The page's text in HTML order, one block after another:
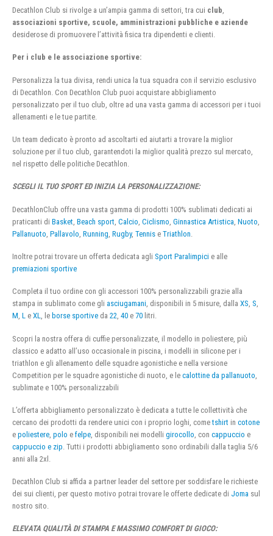
Decathlon Club si rivolge a un’ampia gamma di settori, tra cui club
associazioni sportive, scuole, amministrazioni pubbliche e aziende
desiderose di promuovere l’attività fisica tra dipendenti e clienti.
Per i club e le associazione sportive:
Personalizza la tua divisa, rendi unica la tua squadra con il servizio esclusivo
di Decathlon. Con Decathlon Club puoi acquistare abbigliamento
personalizzato per il tuo club, oltre ad una vasta gamma di accessori per i tuoi
allenamenti e le tue partite.
Un team dedicato è pronto ad ascoltarti ed aiutarti a trovare la miglior
soluzione per il tuo club, garantendoti la miglior qualità prezzo sul mercato,
nel rispetto delle politiche Decathlon.
SCEGLI IL TUO SPORT ED INIZIA LA PERSONALIZZAZIONE:
DecathlonClub offre una vasta gamma di prodotti 100% sublimati dedicati ai
praticanti di Basket Beach sport Calcio Ciclismo Ginnastica Artistica Nuoto
Pallanuoto Pallavolo Running Rugby, Tennis e Triathlon
Inoltre potrai trovare un offerta dedicata agli Sport Paralimpici e alle
premiazioni sportive
Completa il tuo ordine con gli accessori 100% personalizzabili grazie alla
stampa in sublimato come gli asciugamani, disponibili in 5 misure, dalla XS, S,
M, L e XL, le borse sportive da 22, 40 e 70 litri.
Scopri la nostra offera di cuffie personalizzate, il modello in poliestere, più
classico e adatto all’uso occasionale in piscina, i modelli in silicone per i
triathlon e gli allenamento delle squadre agonistiche e nella versione
Competition per le squadre agonistiche di nuoto, e le calottine da pallanuoto
sublimate e 100% personalizzabili
L’offerta abbigliamento personalizzato è dedicata a tutte le collettività che
cercano dei prodotti da rendere unici con i proprio loghi, cometshirt in cotone
e poliestere polo e felpe , disponibili nei modelli girocollo , con cappuccio e
cappuccio e zip . Tutti i prodotti abbigliamento sono ordinabili dalla taglia 5/6
anni alla 2xl.
Decathlon Club si affida a partner leader del settore per soddisfare le richieste
dei sui clienti, per questo motivo potrai trovare le offerte dedicate di Joma sul
nostro sito.
ELEVATA QUALITÀ DI STAMPA E MASSIMO COMFORT DI GIOCO: